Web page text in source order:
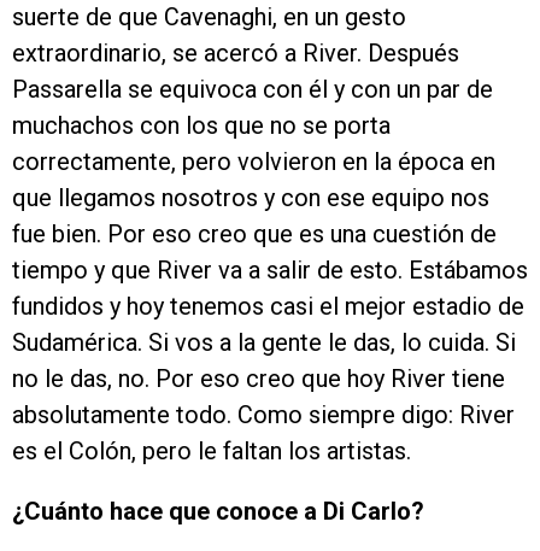
suerte de que Cavenaghi, en un gesto
extraordinario, se acercó a River. Después
Passarella se equivoca con él y con un par de
muchachos con los que no se porta
correctamente, pero volvieron en la época en
que llegamos nosotros y con ese equipo nos
fue bien. Por eso creo que es una cuestión de
tiempo y que River va a salir de esto. Estábamos
fundidos y hoy tenemos casi el mejor estadio de
Sudamérica. Si vos a la gente le das, lo cuida. Si
no le das, no. Por eso creo que hoy River tiene
absolutamente todo. Como siempre digo: River
es el Colón, pero le faltan los artistas.
¿Cuánto hace que conoce a Di Carlo?